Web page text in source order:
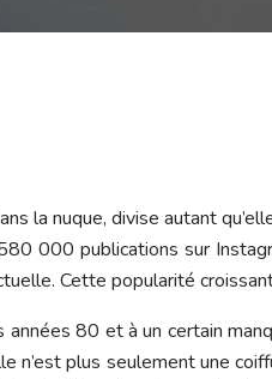
la nuque, divise autant
000 publications sur
Cette popularité
80 et à un certain
n’est plus seulement une